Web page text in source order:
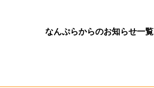
なんぷらからのお知らせ一覧